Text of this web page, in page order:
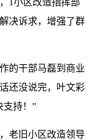
1小区改造指挥部
决诉求，增强了群
的干部马磊到商业
还没说完，叶文彩
支持！”
老旧小区改造领导